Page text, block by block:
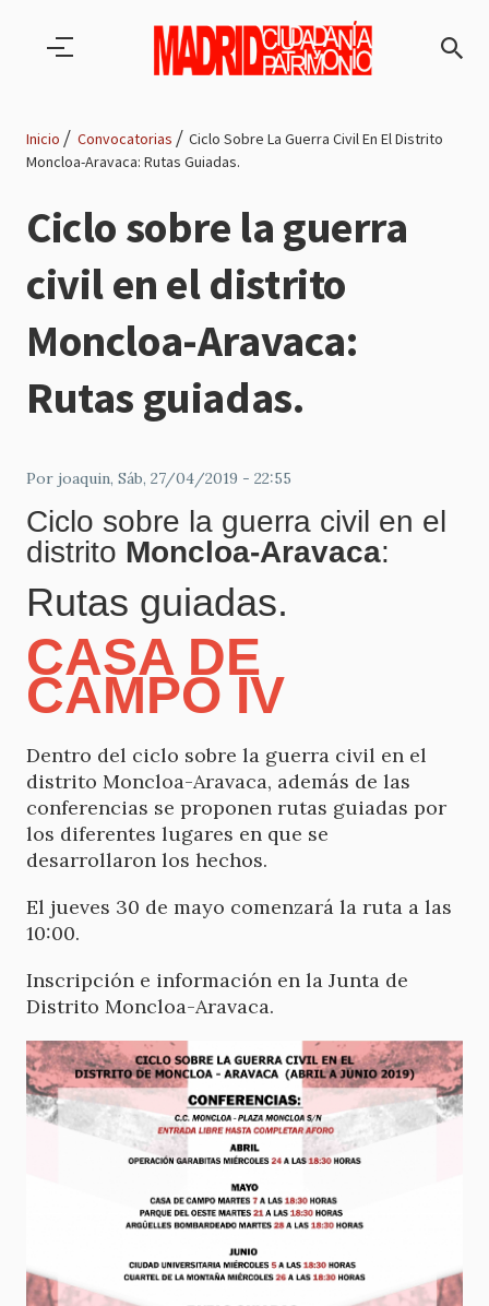
de
navegación
Inicio Convocatorias
Ciclo Sobre La Guerra Civil En El Distrito
Moncloa-Aravaca: Rutas Guiadas.
Ciclo sobre la guerra
civil en el distrito
Moncloa-Aravaca:
Rutas guiadas.
Por joaquin, Sáb, 27/04/2019 - 22:55
Ciclo sobre la guerra civil en el
distrito Moncloa-Aravaca:
Rutas guiadas.
CASA DE
CAMPO IV
Dentro del ciclo sobre la guerra civil en el
distrito Moncloa-Aravaca, además de las
conferencias se proponen rutas guiadas por
los diferentes lugares en que se
desarrollaron los hechos.
El jueves 30 de mayo comenzará la ruta a las
10:00.
Inscripción e información en la Junta de
Distrito Moncloa-Aravaca.